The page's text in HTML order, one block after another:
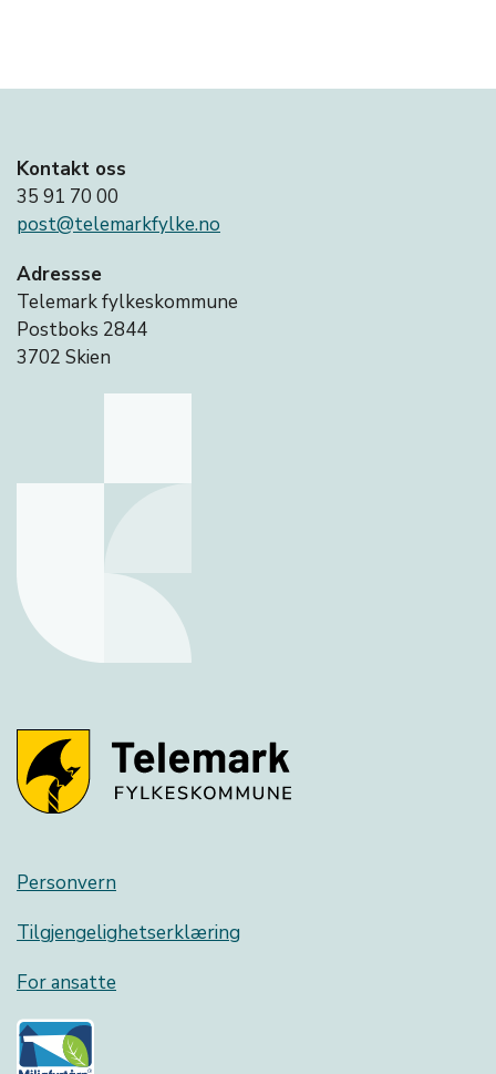
Kontakt oss
35 91 70 00
post@telemarkfylke.no
Adressse
Telemark fylkeskommune
Postboks 2844
3702 Skien
Personvern
Tilgjengelighetserklæring
For ansatte